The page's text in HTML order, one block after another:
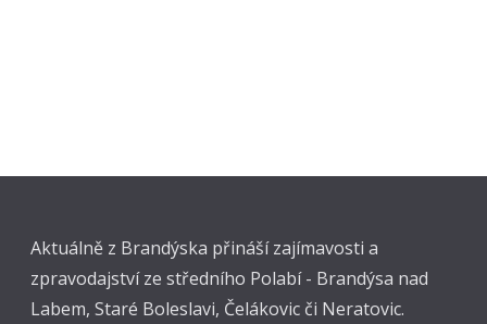
Aktuálně z Brandýska přináší zajímavosti a
zpravodajství ze středního Polabí - Brandýsa nad
Labem, Staré Boleslavi, Čelákovic či Neratovic.